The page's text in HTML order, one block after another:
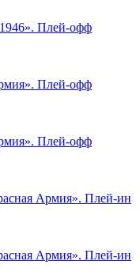
Плей-офф
Плей-офф
Плей-офф
Армия». Плей-ин
Армия». Плей-ин